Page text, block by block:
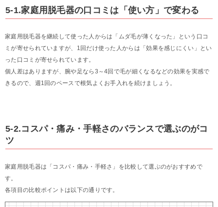
5-1.家庭用脱毛器の口コミは「使い方」で変わる
家庭用脱毛器を継続して使った人からは「ムダ毛が薄くなった」という口コ
ミが寄せられていますが、1回だけ使った人からは「効果を感じにくい」とい
った口コミが寄せられています。
個人差はありますが、腕や足なら3～4回で毛が細くなるなどの効果を実感で
きるので、週1回のペースで根気よくお手入れを続けましょう。
5-2.コスパ・痛み・手軽さのバランスで選ぶのがコ
ツ
家庭用脱毛器は「コスパ・痛み・手軽さ」を比較して選ぶのがおすすめで
す。
各項目の比較ポイントは以下の通りです。